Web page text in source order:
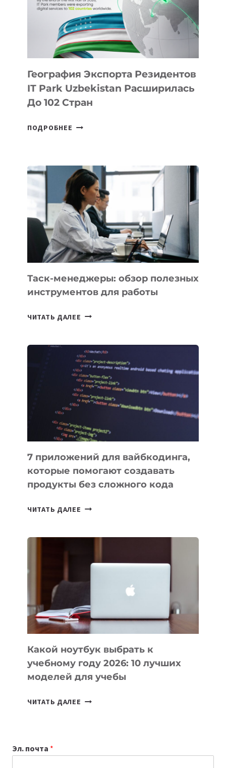
ПО
ИСКУССТВЕННОМУ
ИНТЕЛЛЕКТУ
География Экспорта Резидентов
IT Park Uzbekistan Расширилась
До 102 Стран
ПОДРОБНЕЕ ГЕОГРАФИЯ
PARK
UZBEKISTAN
РАСШИРИЛАСЬ
ДО
102
СТРАН
Таск-менеджеры: обзор полезных
инструментов для работы
ЧИТАТЬ ДАЛЕЕ ТАСК-
ПОЛЕЗНЫХ
ИНСТРУМЕНТОВ
ДЛЯ
РАБОТЫ
7 приложений для вайбкодинга,
которые помогают создавать
продукты без сложного кода
ЧИТАТЬ ДАЛЕЕ 7
ПОМОГАЮТ
СОЗДАВАТЬ
БЕЗ
СЛОЖНОГО
КОДА
Какой ноутбук выбрать к
учебному году 2026: 10 лучших
моделей для учебы
ЧИТАТЬ ДАЛЕЕ КАКОЙ
Эл. почта *